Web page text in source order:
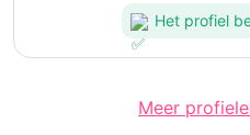
problemen voordoen lost hij ze op.
Het profiel
Meer